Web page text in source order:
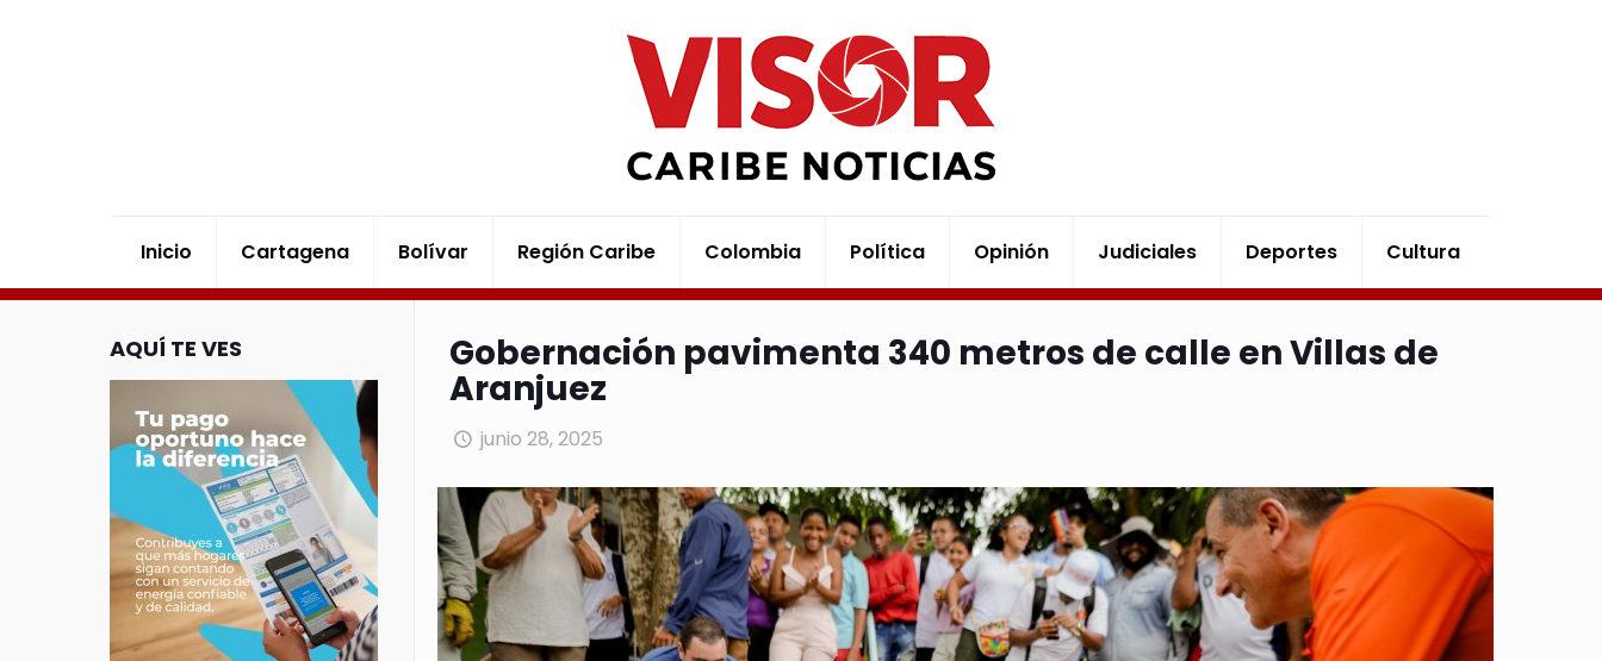
Inicio Cartagena Bolívar Región Caribe Colombia Política Opinión Judiciales Deportes Cultura
Gobernación pavimenta 340 metros de calle en Villas de
Aranjuez
junio 28, 2025
AQUÍ TE VES